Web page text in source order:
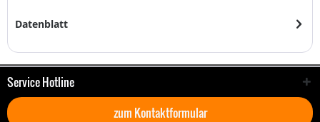
Datenblatt
Service Hotline
zum Kontaktformular